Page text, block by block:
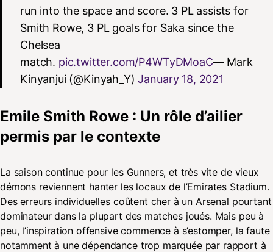
run into the space and score. 3 PL assists for
Smith Rowe, 3 PL goals for Saka since the
Chelsea
match. pic.twitter.com/P4WTyDMoaC— Mark
Kinyanjui (@Kinyah_Y)January 18, 2021
Emile Smith Rowe : Un rôle d’ailier
permis par le contexte
La saison continue pour les Gunners, et très vite de vieux
démons reviennent hanter les locaux de l’Emirates Stadium.
Des erreurs individuelles coûtent cher à un Arsenal pourtant
dominateur dans la plupart des matches joués. Mais peu à
peu, l’inspiration offensive commence à s’estomper, la faute
notamment à une dépendance trop marquée par rapport à